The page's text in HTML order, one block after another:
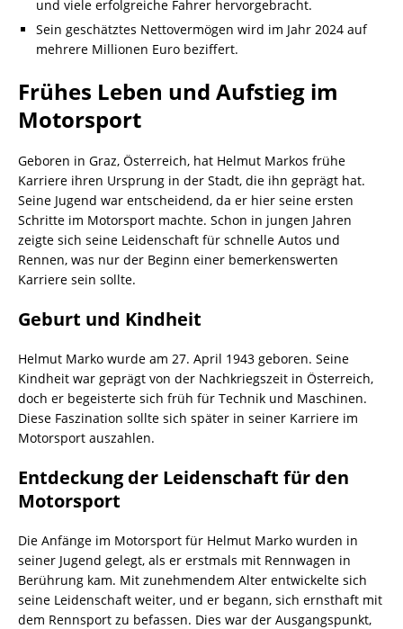
und viele erfolgreiche Fahrer hervorgebracht.
Sein geschätztes Nettovermögen wird im Jahr 2024 auf
mehrere Millionen Euro beziffert.
Frühes Leben und Aufstieg im
Motorsport
Geboren in Graz, Österreich, hat Helmut Markos frühe
Karriere ihren Ursprung in der Stadt, die ihn geprägt hat.
Seine Jugend war entscheidend, da er hier seine ersten
Schritte im Motorsport machte. Schon in jungen Jahren
zeigte sich seine Leidenschaft für schnelle Autos und
Rennen, was nur der Beginn einer bemerkenswerten
Karriere sein sollte.
Geburt und Kindheit
Helmut Marko wurde am 27. April 1943 geboren. Seine
Kindheit war geprägt von der Nachkriegszeit in Österreich,
doch er begeisterte sich früh für Technik und Maschinen.
Diese Faszination sollte sich später in seiner Karriere im
Motorsport auszahlen.
Entdeckung der Leidenschaft für den
Motorsport
Die Anfänge im Motorsport für Helmut Marko wurden in
seiner Jugend gelegt, als er erstmals mit Rennwagen in
Berührung kam. Mit zunehmendem Alter entwickelte sich
seine Leidenschaft weiter, und er begann, sich ernsthaft mit
dem Rennsport zu befassen. Dies war der Ausgangspunkt,